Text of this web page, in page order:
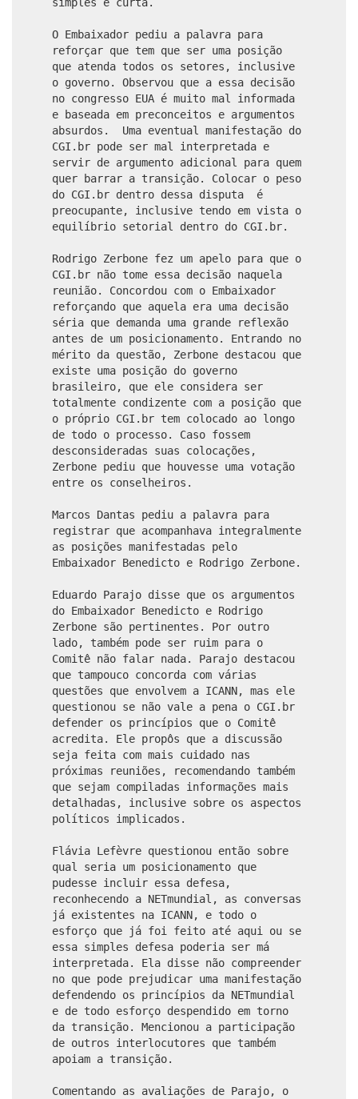
O Embaixador pediu a palavra para
reforçar que tem que ser uma posição
que atenda todos os setores, inclusive
o governo. Observou que a essa decisão
no congresso EUA é muito mal informada
e baseada em preconceitos e argumentos
absurdos. Uma eventual manifestação do
CGI.br pode ser mal interpretada e
servir de argumento adicional para quem
quer barrar a transição. Colocar o peso
do CGI.br dentro dessa disputa é
preocupante, inclusive tendo em vista o
equilíbrio setorial dentro do CGI.br.
Rodrigo Zerbone fez um apelo para que o
CGI.br não tome essa decisão naquela
reunião. Concordou com o Embaixador
reforçando que aquela era uma decisão
séria que demanda uma grande reflexão
antes de um posicionamento. Entrando no
mérito da questão, Zerbone destacou que
existe uma posição do governo
brasileiro, que ele considera ser
totalmente condizente com a posição que
o próprio CGI.br tem colocado ao longo
de todo o processo. Caso fossem
desconsideradas suas colocações,
Zerbone pediu que houvesse uma votação
entre os conselheiros.
Marcos Dantas pediu a palavra para
registrar que acompanhava integralmente
as posições manifestadas pelo
Embaixador Benedicto e Rodrigo Zerbone.
Eduardo Parajo disse que os argumentos
do Embaixador Benedicto e Rodrigo
Zerbone são pertinentes. Por outro
lado, também pode ser ruim para o
Comitê não falar nada. Parajo destacou
que tampouco concorda com várias
questões que envolvem a ICANN, mas ele
questionou se não vale a pena o CGI.br
defender os princípios que o Comitê
acredita. Ele propôs que a discussão
seja feita com mais cuidado nas
próximas reuniões, recomendando também
que sejam compiladas informações mais
detalhadas, inclusive sobre os aspectos
políticos implicados.
Flávia Lefèvre questionou então sobre
qual seria um posicionamento que
pudesse incluir essa defesa,
reconhecendo a NETmundial, as conversas
já existentes na ICANN, e todo o
esforço que já foi feito até aqui ou se
essa simples defesa poderia ser má
interpretada. Ela disse não compreender
no que pode prejudicar uma manifestação
defendendo os princípios da NETmundial
e de todo esforço despendido em torno
da transição. Mencionou a participação
de outros interlocutores que também
apoiam a transição.
Comentando as avaliações de Parajo, o